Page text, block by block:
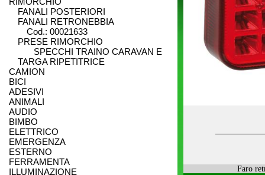
PASSWORD (conf.)
Faro
FANALI POSTERIORI
FANALI RETRONEBBIA
Cod.: 00021633
PRESE RIMORCHIO
SPECCHI TRAINO CARAVAN E
RIMORCHI
TARGA RIPETITRICE
CAMION
BICI
ADESIVI
ANIMALI
AUDIO
BIMBO
ELETTRICO
EMERGENZA
ESTERNO
FERRAMENTA
ILLUMINAZIONE